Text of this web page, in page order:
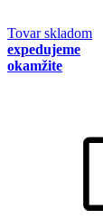
Tovar skladom
expedujeme
okamžite